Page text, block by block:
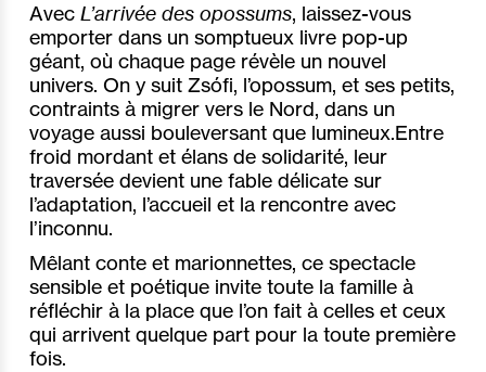
Avec L’arrivée des opossums, laissez-vous
emporter dans un somptueux livre pop-up
géant, où chaque page révèle un nouvel
univers. On y suit Zsófi, l’opossum, et ses petits,
contraints à migrer vers le Nord, dans un
voyage aussi bouleversant que lumineux.Entre
froid mordant et élans de solidarité, leur
traversée devient une fable délicate sur
l’adaptation, l’accueil et la rencontre avec
l’inconnu.
Mêlant conte et marionnettes, ce spectacle
sensible et poétique invite toute la famille à
réfléchir à la place que l’on fait à celles et ceux
qui arrivent quelque part pour la toute première
fois.